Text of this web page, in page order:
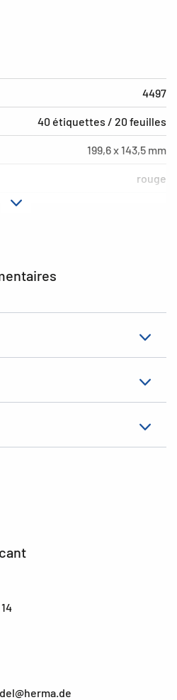
4497
40 étiquettes / 20 feuilles
199,6 x 143,5 mm
rouge